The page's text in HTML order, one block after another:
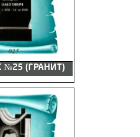
№25 (ГРАНИТ)